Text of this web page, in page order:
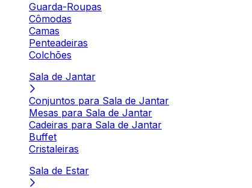
Guarda-Roupas
Cômodas
Camas
Penteadeiras
Colchões
Sala de Jantar
Conjuntos para Sala de Jantar
Mesas para Sala de Jantar
Cadeiras para Sala de Jantar
Buffet
Cristaleiras
Sala de Estar